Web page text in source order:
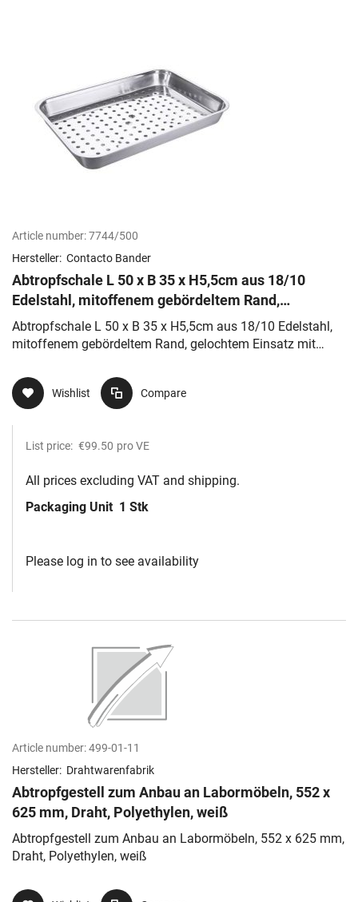
Article number:7744/500
Hersteller: Contacto Bander
Abtropfschale L 50 x B 35 x H5,5cm aus 18/10
Edelstahl, mitoffenem gebördeltem Rand,
gelochtem Einsatz mit 10mm Lochun
Abtropfschale L 50 x B 35 x H5,5cm aus 18/10 Edelstahl,
mitoffenem gebördeltem Rand, gelochtem Einsatz mit
Wishlist Compare
List price: €99.50 pro VE
All prices excluding VAT and shipping.
Packaging Unit 1 Stk
Please log in to see availability
Article number:499-01-11
Hersteller: Drahtwarenfabrik
Abtropfgestell zum Anbau an Labormöbeln, 552 x
625 mm, Draht, Polyethylen, weiß
Abtropfgestell zum Anbau an Labormöbeln, 552 x 625 mm,
Draht, Polyethylen, weiß